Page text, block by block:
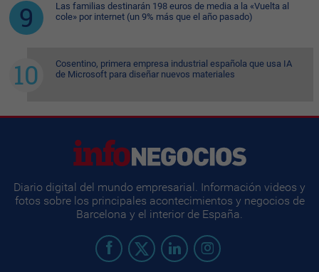
Las familias destinarán 198 euros de media a la «Vuelta al
cole» por internet (un 9% más que el año pasado)
Cosentino, primera empresa industrial española que usa IA
de Microsoft para diseñar nuevos materiales
Diario digital del mundo empresarial. Información videos y
fotos sobre los principales acontecimientos y negocios de
Barcelona y el interior de España.